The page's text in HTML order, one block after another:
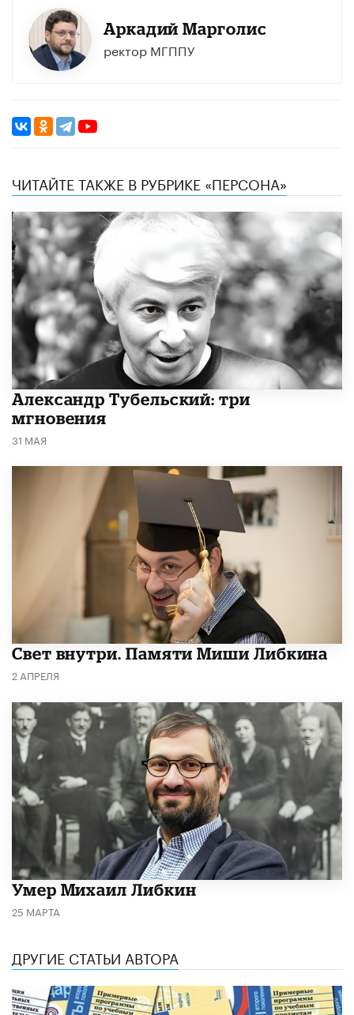
Аркадий Марголис
ректор МГППУ
ЧИТАЙТЕ ТАКЖЕ В РУБРИКЕ «ПЕРСОНА»
Александр Тубельский: три
мгновения
31 МАЯ
​Свет внутри. Памяти Миши Либкина
2 АПРЕЛЯ
​Умер Михаил Либкин
25 МАРТА
ДРУГИЕ СТАТЬИ АВТОРА